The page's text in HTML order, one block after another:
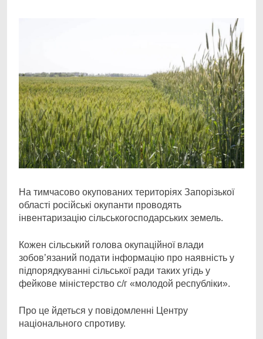
На тимчасово окупованих територіях Запорізької
області російські окупанти проводять
інвентаризацію сільськогосподарських земель.
Кожен сільський голова окупаційної влади
зобов’язаний подати інформацію про наявність у
підпорядкуванні сільської ради таких угідь у
фейкове міністерство с/г «молодой республіки».
Про це йдеться у повідомленні Центру
національного спротиву.